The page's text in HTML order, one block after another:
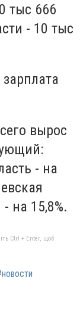
тыс 666
- 10 тыс
вырос
- на
на 15,8%.
Ctrl + Enter, щоб